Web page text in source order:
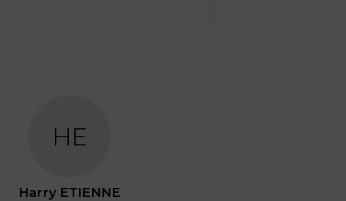
HE
Harry ETIENNE